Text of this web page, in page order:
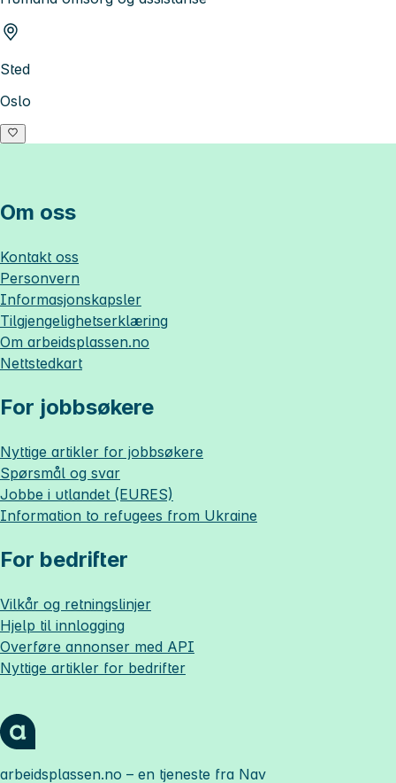
Sted
Oslo
Om oss
Kontakt oss
Personvern
Informasjonskapsler
Tilgjengelighetserklæring
Om arbeidsplassen.no
Nettstedkart
For jobbsøkere
Nyttige artikler for jobbsøkere
Spørsmål og svar
Jobbe i utlandet (EURES)
Information to refugees from Ukraine
For bedrifter
Vilkår og retningslinjer
Hjelp til innlogging
Overføre annonser med API
Nyttige artikler for bedrifter
arbeidsplassen.no – en tjeneste fra Nav